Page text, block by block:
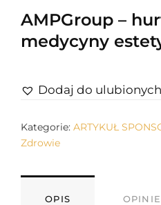
AMPGroup –
medycyny
Dodaj do ulubionych
Kategorie: ARTYKUŁ
Zdrowie
OPIS